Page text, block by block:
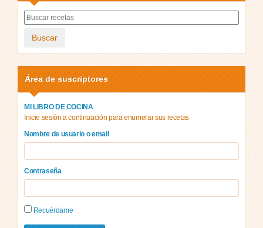
Buscar
Área de suscriptores
MI LIBRO DE COCINA
Inicie sesión a continuación para enumerar sus recetas
Nombre de usuario o email
Contraseña
Recuérdame